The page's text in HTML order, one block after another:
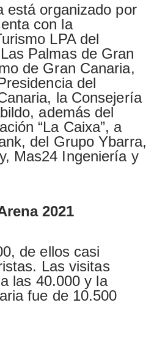
está organizado por
con la
LPA del
Palmas de Gran
de Gran Canaria,
del
la Consejería
además del
“La Caixa”, a
del Grupo Ybarra,
Mas24 Ingeniería y
2021
de ellos casi
Las visitas
las 40.000 y la
fue de 10.500